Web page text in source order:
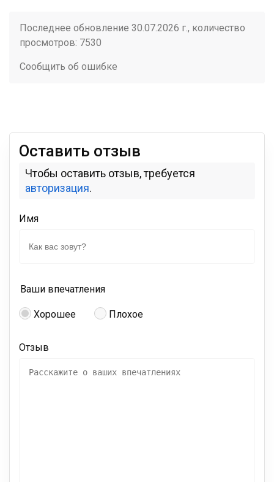
Последнее обновление 30.07.2026 г., количество
просмотров: 7530
Сообщить об ошибке
Оставить отзыв
Чтобы оставить отзыв, требуется
авторизация.
Имя
Ваши впечатления
Хорошее Плохое
Отзыв